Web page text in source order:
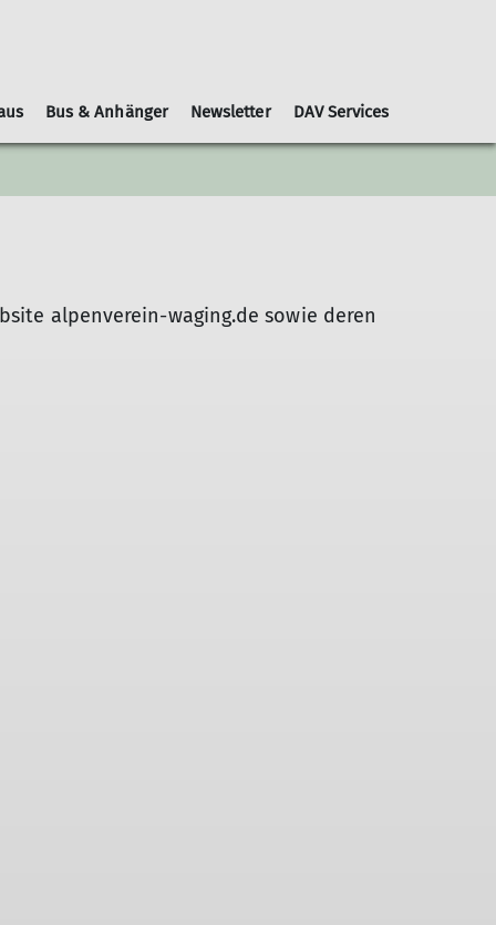
Gruppen Nachrichtenblätter
Geschäftsordnung
Schwierigkeitsbewertungen
Kooperationspartner
Bus & Anhänger Newsletter DAV Services
alpenverein-waging.de sowie deren